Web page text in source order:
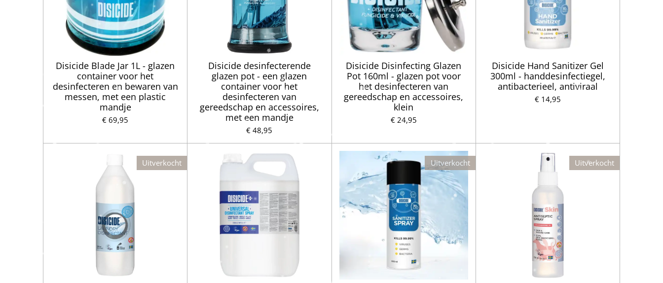
Disicide Blade Jar 1L - glazen
container voor het
desinfecteren en bewaren van
messen, met een plastic
mandje
€ 69,95
Disicide desinfecterende
glazen pot - een glazen
container voor het
desinfecteren van
gereedschap en accessoires,
met een mandje
€ 48,95
Disicide Disinfecting Glazen
Pot 160ml - glazen pot voor
het desinfecteren van
gereedschap en accessoires,
klein
€ 24,95
Disicide Hand Sanitizer Gel
300ml - handdesinfectiegel,
antibacterieel, antiviraal
€ 14,95
Uitverkocht Uitverkocht Uitverkocht